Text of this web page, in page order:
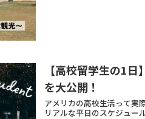
【高校留学生の1
を大公開！
アメリカの高校生活って実
リアルな平日のスケジュー